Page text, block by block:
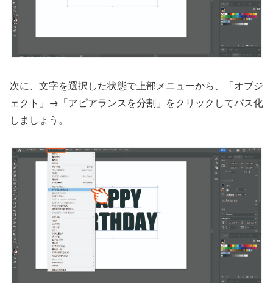
次に、文字を選択した状態で上部メニューから、「オブジ
ェクト」→「アピアランスを分割」をクリックしてパス化
しましょう。